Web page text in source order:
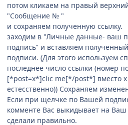
потом кликаем на правый верхний
"Сообщение № "
и сохраняем полученную ссылку.
заходим в "Личные данные- ваш
подпись" и вставляем
подписи. (Для этого используем
последнее число ссылки (номер
[*post=x*]clic me[*/post*] вместо
естесственно)) Сохраняем
Если при щелчке по Вашей
комменте Вас выкидывает на Ваш
сделали правильно.